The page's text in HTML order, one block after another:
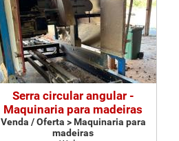
Serra circular angular -
Maquinaria para madeiras
Venda / Oferta > Maquinaria para
madeiras